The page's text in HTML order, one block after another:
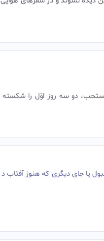
مستحب، دو سه روز اوّل را
یا جای دیگری که هنوز آفتاب د